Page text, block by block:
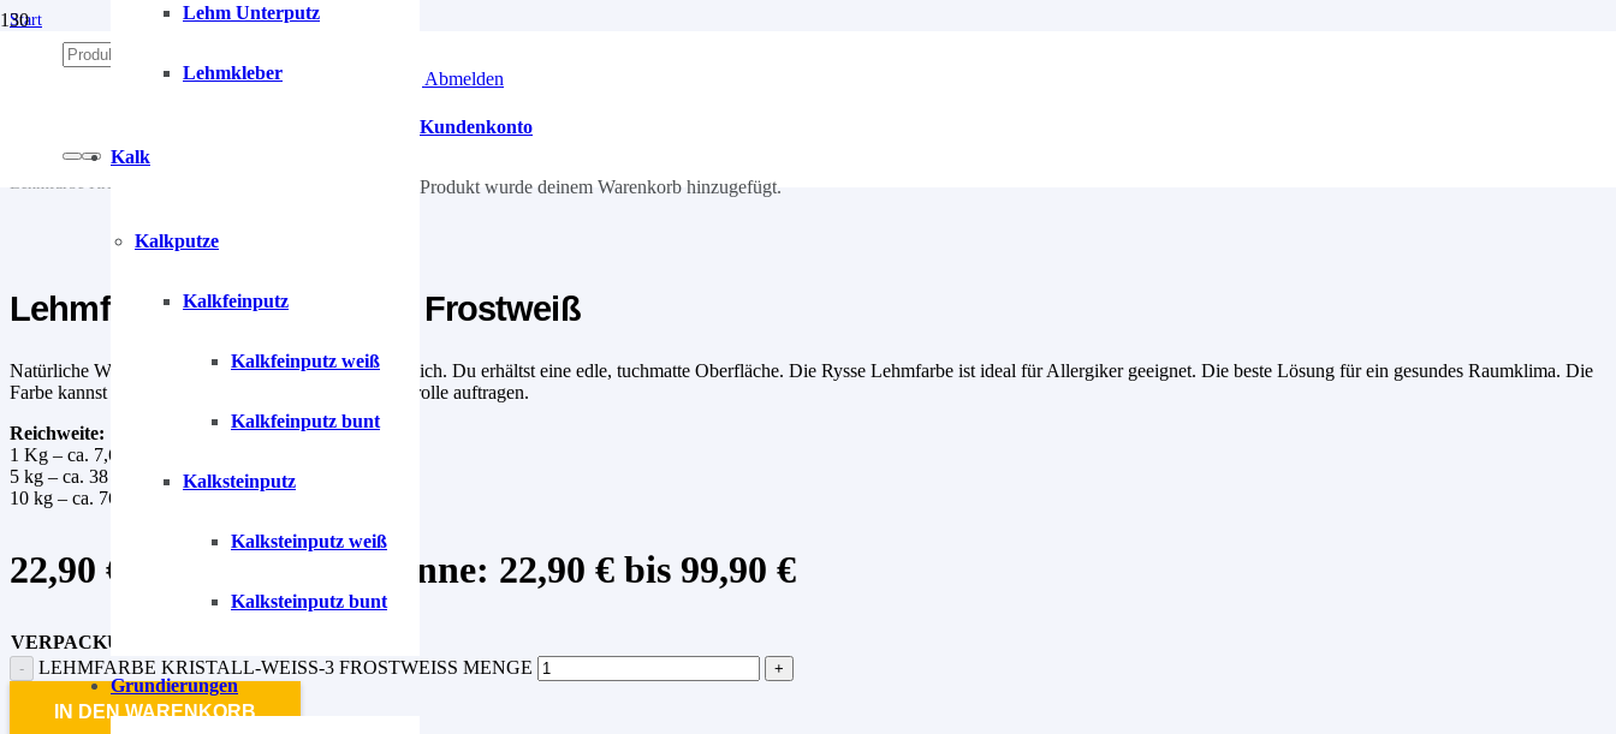
Anmelden | Abmelden
Lehm Unterputz
Lehmkleber
Kalk
Kalkputze
Kalkfeinputz
Kalkfeinputz weiß
Kalkfeinputz bunt
Kalksteinputz
Kalksteinputz weiß
Kalksteinputz bunt
Grundierungen
Kundenkonto
Produkt wurde deinem Warenkorb hinzugefügt.
Start
Lehmfarbe Kristall-Weiß-3 Frostweiß
Natürliche Wand- und Deckenfarbe für den Innenbereich. Du erhältst eine edle, tuchmatte Oberfläche. Die Rysse Lehmfarbe ist ideal für Allergiker geeignet. Die beste Lösung für ein gesundes Raumklima. Die
Farbe kannst du bequem mit Pinseln oder einer Malerrolle auftragen.
Reichweite:
1 Kg – ca. 7,6 m²
5 kg – ca. 38 m²
10 kg – ca. 76 m²
22,90 € Preisspanne: 22,90 € bis 99,90 €
VERPACKUNG
LEHMFARBE KRISTALL-WEISS-3 FROSTWEISS MENGE
IN DEN WARENKORB